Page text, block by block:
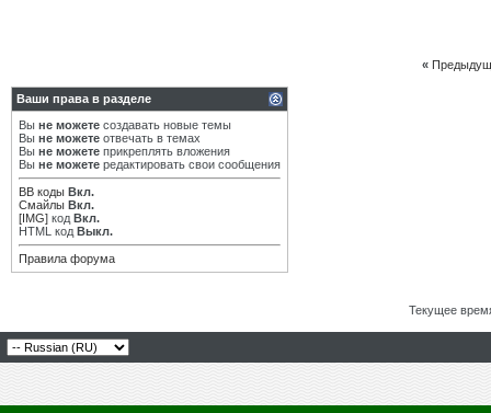
«
Ваши права в разделе
Вы не можете создавать новые темы
Вы не можете отвечать в темах
Вы не можете прикреплять вложения
Вы не можете редактировать свои сообщения
BB коды Вкл.
Смайлы Вкл.
[IMG] код Вкл.
HTML код Выкл.
Правила форума
Текущее